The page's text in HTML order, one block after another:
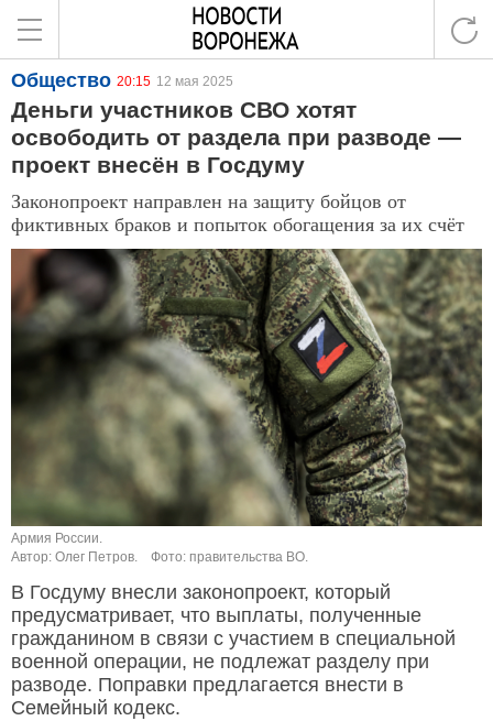
Общество 20:15 12 мая 2025
Деньги участников СВО хотят
освободить от раздела при разводе —
проект внесён в Госдуму
Законопроект направлен на защиту бойцов от
фиктивных браков и попыток обогащения за их счёт
Армия России.
Автор: Олег Петров.
Фото: правительства ВО.
В Госдуму внесли законопроект, который
предусматривает, что выплаты, полученные
гражданином в связи с участием в специальной
военной операции, не подлежат разделу при
разводе. Поправки предлагается внести в
Семейный кодекс.